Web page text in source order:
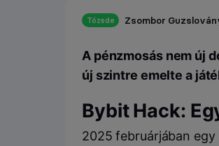
Tőzsde Zsombor
A pénzmosás nem új
új szintre emelte a
Bybit Hack:
2025 februárjában